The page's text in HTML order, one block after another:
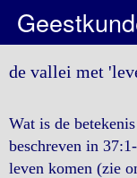
de vallei met
Wat is de
beschreven in
leven komen (zie